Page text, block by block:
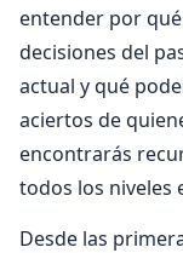
entender por
decisiones del
actual y qué
aciertos de
encontrarás
todos los niveles
Desde las